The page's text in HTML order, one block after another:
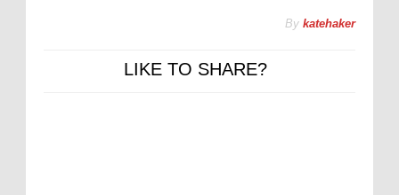
By katehaker
LIKE TO SHARE?